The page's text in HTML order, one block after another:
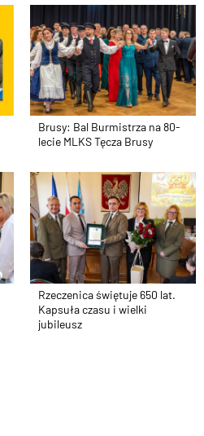
Brusy: Bal Burmistrza na 80-
lecie MLKS Tęcza Brusy
Rzeczenica świętuje 650 lat.
Kapsuła czasu i wielki
jubileusz